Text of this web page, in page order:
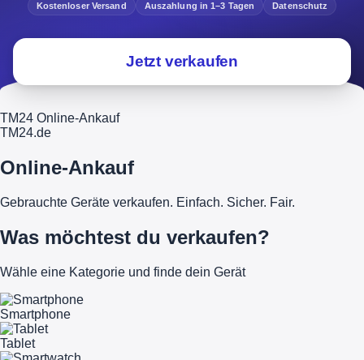
Kostenloser Versand Auszahlung in 1–3 Tagen Datenschutz
Jetzt verkaufen
TM24 Online-Ankauf
TM24.de
Online-Ankauf
Gebrauchte Geräte verkaufen. Einfach. Sicher. Fair.
Was möchtest du verkaufen?
Wähle eine Kategorie und finde dein Gerät
Smartphone
Tablet